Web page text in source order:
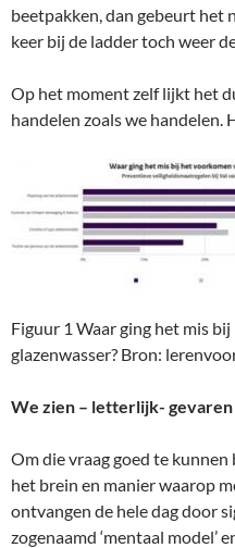
beetpakken, dan gebeurt het
keer bij de ladder toch weer
Op het moment zelf lijkt het
handelen zoals we handelen.
Figuur 1 Waar ging het mis
glazenwasser? Bron:
We zien – letterlijk-
Om die vraag goed te
het brein en manier waarop
ontvangen de hele dag door
zogenaamd ‘mentaal model’